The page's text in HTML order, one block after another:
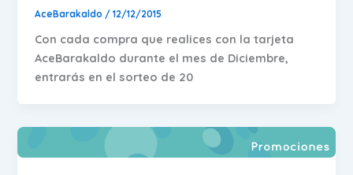
AceBarakaldo /12/12/2015
Con cada compra que realices con la tarjeta
AceBarakaldo durante el mes de Diciembre,
entrarás en el sorteo de 20